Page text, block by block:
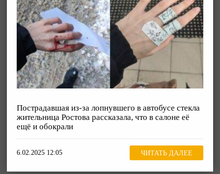
Пострадавшая из-за лопнувшего в автобусе стекла
жительница Ростова рассказала, что в салоне её
ещё и обокрали
6.02.2025 12:05 ЧИТАТЬ ДАЛЕЕ